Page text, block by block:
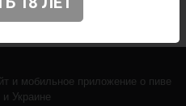
и мобильное приложение о пиве
Украине